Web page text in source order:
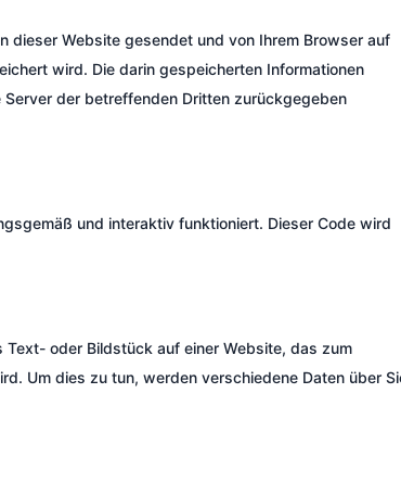
dieser Website gesendet und von Ihrem Browser auf
wird. Die darin gespeicherten Informationen
der betreffenden Dritten zurückgegeben
und interaktiv funktioniert. Dieser Code wird
Text- oder Bildstück auf einer Website, das zum
Um dies zu tun, werden verschiedene Daten über